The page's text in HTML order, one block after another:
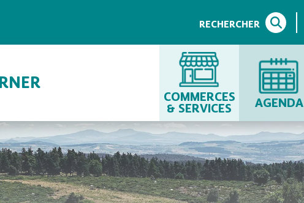
RECHERCHER
COMMERCES
& SERVICES AGENDA